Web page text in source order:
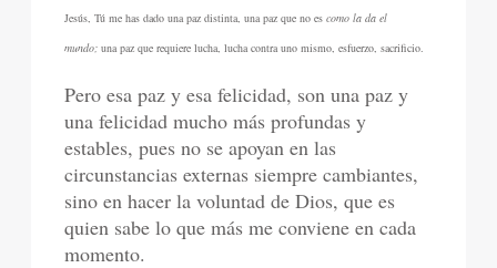
Jesús, Tú me has dado una paz distinta, una paz que no escomo la da el
mundo;una paz que requiere lucha, lucha contra uno mismo, esfuerzo, sacrificio.
Pero esa paz y esa felicidad, son una paz y
una felicidad mucho más profundas y
estables, pues no se apoyan en las
circunstancias externas siempre cambiantes,
sino en hacer la voluntad de Dios, que es
quien sabe lo que más me conviene en cada
momento.